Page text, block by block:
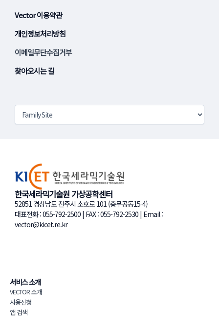
Vector 이용약관
개인정보처리방침
이메일무단수집거부
찾아오시는 길
한국세라믹기술원 가상공학센터
52851 경상남도 진주시 소호로 101 (충무공동15-4)
대표전화 : 055-792-2500 | FAX : 055-792-2530 | Email :
vector@kicet.re.kr
서비스 소개
VECTOR 소개
사용신청
앱 검색